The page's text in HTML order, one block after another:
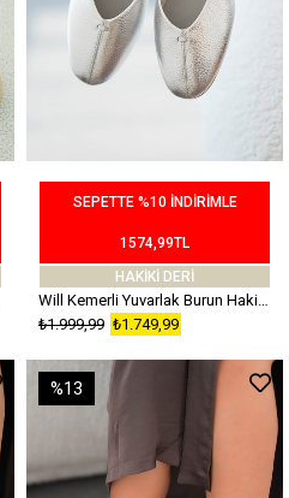
SEPETTE %10 İNDİRİMLE
1574,99TL
HAKİKİ DERİ
Will Kemerli Yuvarlak Burun Hakiki Deri Babet Gümüş
₺1.749,99
₺1.999,99
%13